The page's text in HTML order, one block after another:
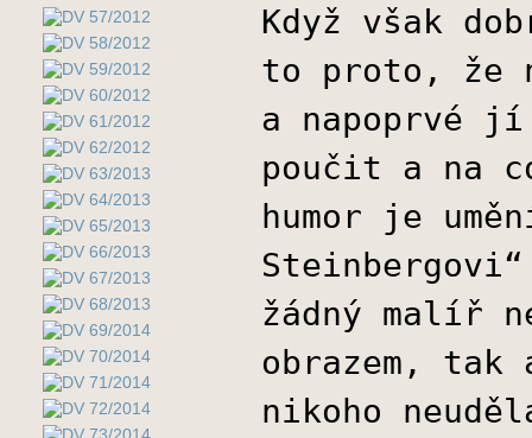
Když však
to proto, že
a napoprvé
poučit a na
humor je
žádný malíř
obrazem,
nikoho